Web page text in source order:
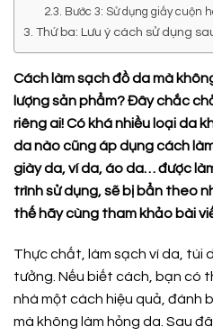
2.3. Bước 3: Sử dụng giấy cuộn
3. Thứ ba: Lưu ý cách sử dụng
Cách làm sạch đồ da mà
lượng sản phẩm? Đây chắc
riêng ai! Có khá nhiều loại da
da nào cũng áp dụng cách
giày da, ví da, áo da… được
trình sử dụng, sẽ bị bẩn theo
thế hãy cùng tham khảo bài
Thực chất, làm sạch ví da, túi
tưởng. Nếu biết cách, bạn có
nhà một cách hiệu quả, đánh
mà không làm hỏng da. Sau